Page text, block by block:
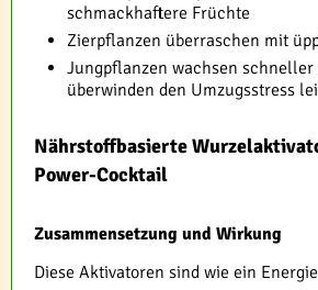
schmackhaftere Früchte
Zierpflanzen überraschen mit
Jungpflanzen wachsen schneller
überwinden den Umzugsstress
Nährstoffbasierte
Power-Cocktail
Zusammensetzung und Wirkung
Diese Aktivatoren sind wie ein